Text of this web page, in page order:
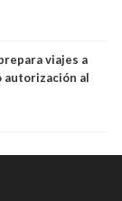
viajes a
autorización al